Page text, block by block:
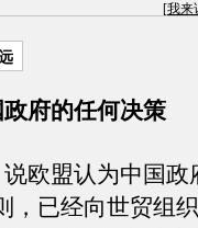
[我来
府的任何决策
盟认为中国政
，已经向世贸组